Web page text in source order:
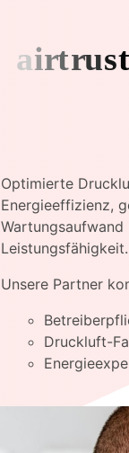
Optimierte
Energieeffizienz,
Wartungsaufwand
Leistungsfähigkeit.
Unsere Partner
Druckluft-